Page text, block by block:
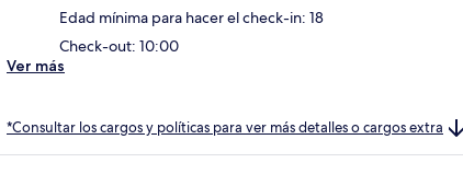
Edad mínima para hacer el check-in: 18
Check-out: 10:00
Ver más
*Consultar los cargos y políticas para ver más detalles o cargos extra